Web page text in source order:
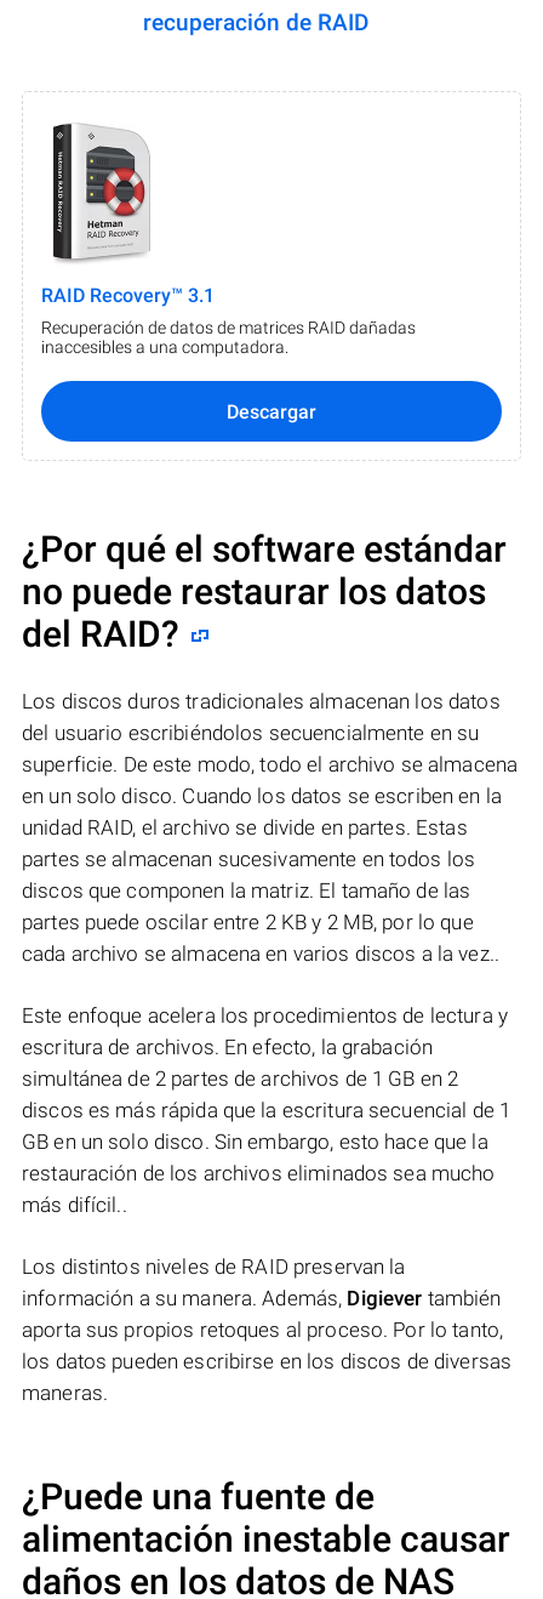
recuperación de RAID
RAID Recovery™ 3.1
Recuperación de datos de matrices RAID dañadas
inaccesibles a una computadora.
Descargar
¿Por qué el software estándar
no puede restaurar los datos
del RAID?
Los discos duros tradicionales almacenan los datos
del usuario escribiéndolos secuencialmente en su
superficie. De este modo, todo el archivo se almacena
en un solo disco. Cuando los datos se escriben en la
unidad RAID, el archivo se divide en partes. Estas
partes se almacenan sucesivamente en todos los
discos que componen la matriz. El tamaño de las
partes puede oscilar entre 2 KB y 2 MB, por lo que
cada archivo se almacena en varios discos a la vez..
Este enfoque acelera los procedimientos de lectura y
escritura de archivos. En efecto, la grabación
simultánea de 2 partes de archivos de 1 GB en 2
discos es más rápida que la escritura secuencial de 1
GB en un solo disco. Sin embargo, esto hace que la
restauración de los archivos eliminados sea mucho
más difícil..
Los distintos niveles de RAID preservan la
información a su manera. Además, Digiever también
aporta sus propios retoques al proceso. Por lo tanto,
los datos pueden escribirse en los discos de diversas
maneras.
¿Puede una fuente de
alimentación inestable causar
daños en los datos de NAS